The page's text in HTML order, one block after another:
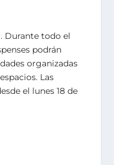
Durante todo el
podrán
organizadas
Las
el lunes 18 de